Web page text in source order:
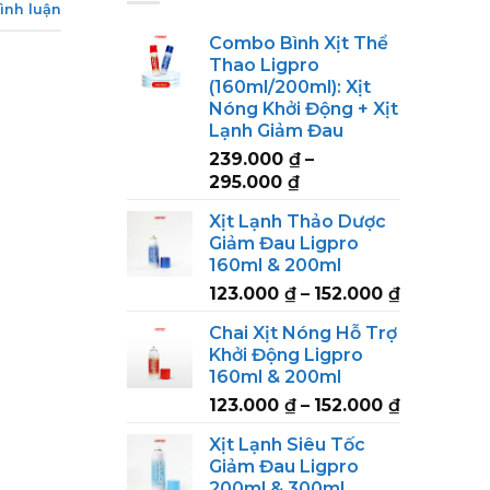
luận
Combo Bình Xịt Thể
Thao Ligpro
(160ml/200ml): Xịt
Nóng Khởi Động + Xịt
Lạnh Giảm Đau
239.000 ₫ –
295.000 ₫Price
239.000 ₫
through
295.000 ₫
Xịt Lạnh Thảo Dược
Giảm Đau Ligpro
160ml & 200ml
123.000 ₫ – 152.000 ₫Price
Chai Xịt Nóng Hỗ Trợ
Khởi Động Ligpro
160ml & 200ml
123.000 ₫ – 152.000 ₫Price
Xịt Lạnh Siêu Tốc
Giảm Đau Ligpro